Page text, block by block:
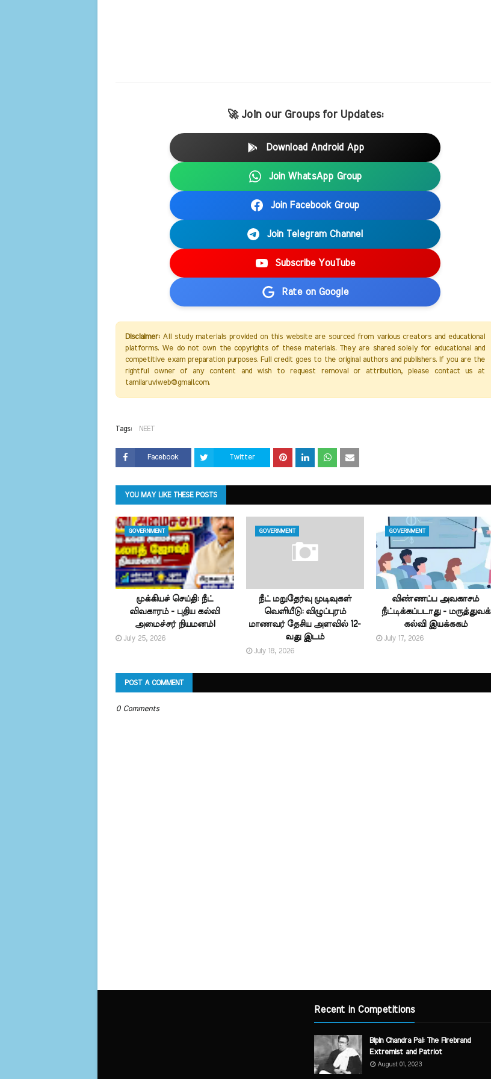
🚀 Join our Groups for Updates:
Download Android App
Join WhatsApp Group
Join Facebook Group
Join Telegram Channel
Subscribe YouTube
Rate on Google
Disclaimer:All study materials provided on this website are sourced from various creators and educational
platforms. We do not own the copyrights of these materials. They are shared solely for educational and
competitive exam preparation purposes. Full credit goes to the original authors and publishers. If you are the
rightful owner of any content and wish to request removal or attribution, please contact us at
tamilaruviweb@gmail.com.
Tags: NEET
Facebook Twitter
YOU MAY LIKE THESE POSTS
GOVERNMENT
முக்கியச் செய்தி: நீட்
விவகாரம் - புதிய கல்வி
அமைச்சர் நியமனம்!
July 25, 2026
GOVERNMENT
நீட் மறுதேர்வு முடிவுகள்
வெளியீடு: விழுப்புரம்
மாணவர் தேசிய அளவில் 12-
வது இடம்
July 18, 2026
GOVERNMENT
விண்ணப்ப அவகாசம்
நீட்டிக்கப்படாது - மருத்துவக்
கல்வி இயக்ககம்
July 17, 2026
POST A COMMENT
0 Comments
Recent in Competitions
Bipin Chandra Pal: The Firebrand
Extremist and Patriot
August 01, 2023